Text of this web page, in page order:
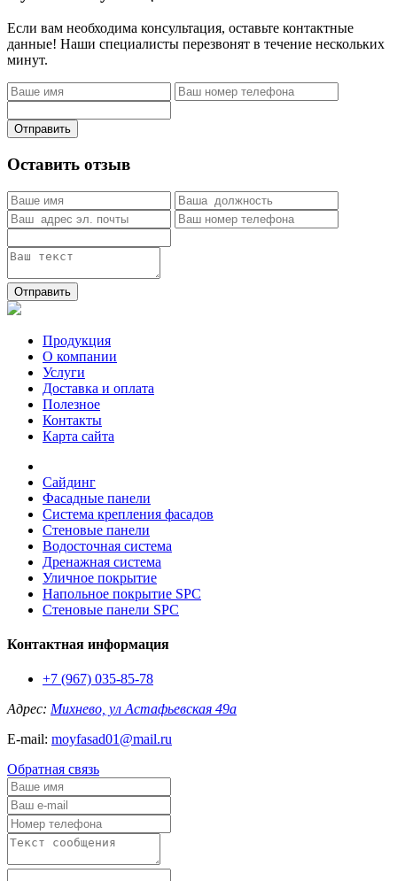
Если вам необходима консультация, оставьте контактные
данные! Наши специалисты перезвонят в течение нескольких
минут.
Отправить
Оставить отзыв
Отправить
Продукция
О компании
Услуги
Доставка и оплата
Полезное
Контакты
Карта сайта
Сайдинг
Фасадные панели
Система крепления фасадов
Стеновые панели
Водосточная система
Дренажная система
Уличное покрытие
Напольное покрытие SPC
Стеновые панели SPC
Контактная информация
+7 (967) 035-85-78
Адрес: Михнево, ул Астафьевская 49а
E-mail: moyfasad01@mail.ru
Обратная связь